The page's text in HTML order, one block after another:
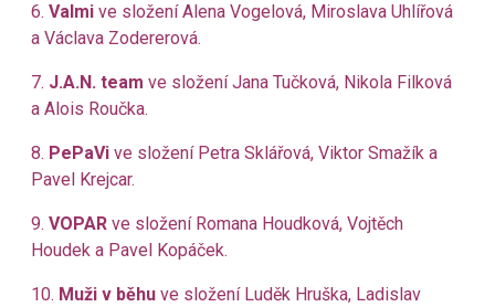
6. Valmi ve složení Alena Vogelová, Miroslava Uhlířová
a Václava Zodererová.
7. J.A.N. team ve složení Jana Tučková, Nikola Filková
a Alois Roučka.
8. PePaVi ve složení Petra Sklářová, Viktor Smažík a
Pavel Krejcar.
9. VOPAR ve složení Romana Houdková, Vojtěch
Houdek a Pavel Kopáček.
10. Muži v běhu ve složení Luděk Hruška, Ladislav